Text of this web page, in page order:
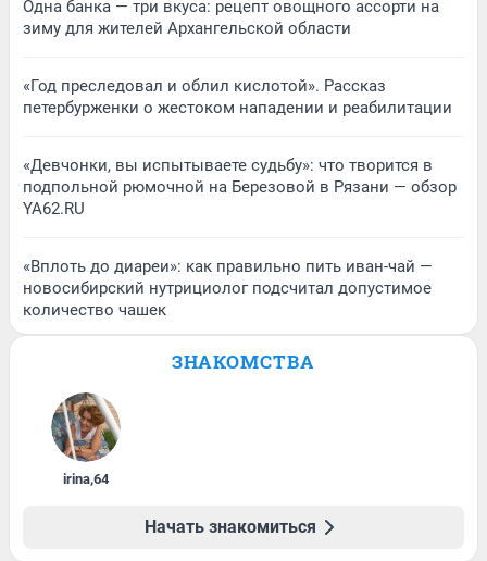
Одна банка — три вкуса: рецепт овощного ассорти на
зиму для жителей Архангельской области
«Год преследовал и облил кислотой». Рассказ
петербурженки о жестоком нападении и реабилитации
«Девчонки, вы испытываете судьбу»: что творится в
подпольной рюмочной на Березовой в Рязани — обзор
YA62.RU
«Вплоть до диареи»: как правильно пить иван-чай —
новосибирский нутрициолог подсчитал допустимое
количество чашек
ЗНАКОМСТВА
irina,64
Начать знакомиться